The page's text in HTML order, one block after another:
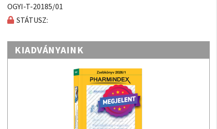
OGYI-T-20185/01
STÁTUSZ:
KIADVÁNYAINK